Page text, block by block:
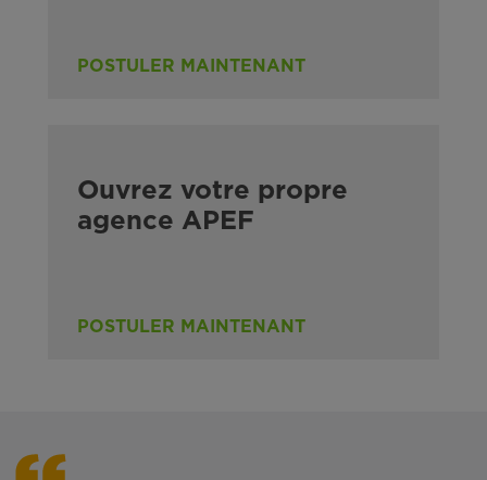
POSTULER MAINTENANT
Ouvrez votre propre
agence APEF
POSTULER MAINTENANT